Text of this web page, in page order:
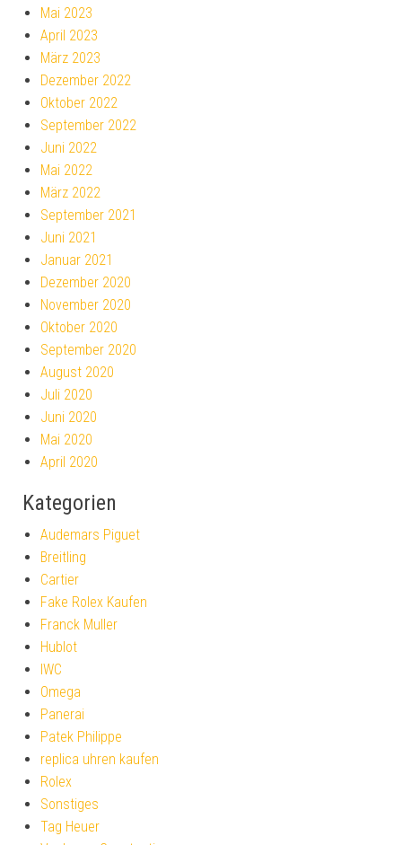
Mai 2023
April 2023
März 2023
Dezember 2022
Oktober 2022
September 2022
Juni 2022
Mai 2022
März 2022
September 2021
Juni 2021
Januar 2021
Dezember 2020
November 2020
Oktober 2020
September 2020
August 2020
Juli 2020
Juni 2020
Mai 2020
April 2020
Kategorien
Audemars Piguet
Breitling
Cartier
Fake Rolex Kaufen
Franck Muller
Hublot
IWC
Omega
Panerai
Patek Philippe
replica uhren kaufen
Rolex
Sonstiges
Tag Heuer